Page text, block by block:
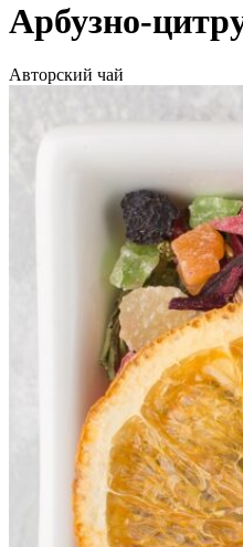
Арбузно-
Авторский чай